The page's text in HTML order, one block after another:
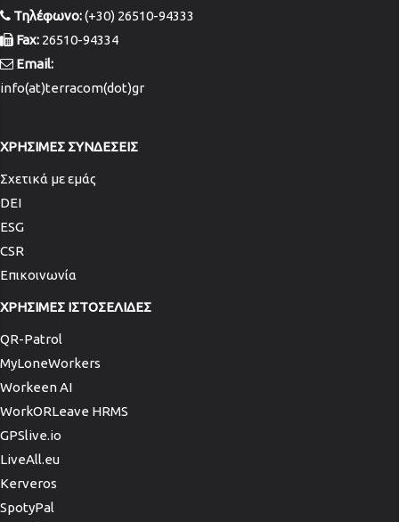
Τηλέφωνο:(+30) 26510-94333
Fax: 26510-94334
Email:
info(at)terracom(dot)gr
ΧΡΗΣΙΜΕΣ ΣΥΝΔΕΣΕΙΣ
Σχετικά με εμάς
DEI
ESG
CSR
Επικοινωνία
ΧΡΗΣΙΜΕΣ ΙΣΤΟΣΕΛΙΔΕΣ
QR-Patrol
MyLoneWorkers
Workeen AI
WorkORLeave HRMS
GPSlive.io
LiveAll.eu
Kerveros
SpotyPal